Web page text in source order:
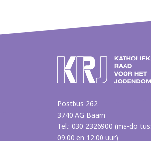
Postbus 262
3740 AG Baarn
Tel.: 030 2326900 (ma-do
09.00 en 12.00 uur)